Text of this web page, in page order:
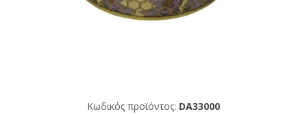
Κωδικός προϊόντος: DA33000